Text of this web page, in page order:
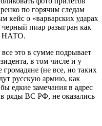
по горячим следам
кейс о «варварских ударах
черный пиар разыгран как
НАТО.
это в сумме подрывает
в том числе и у
(не все, но таких
русскую армию, как
едкие замечания в адрес
ряды ВС РФ, не оказались